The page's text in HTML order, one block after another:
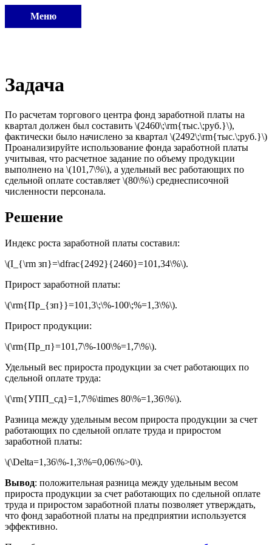
Меню
Задача
По расчетам торгового центра фонд заработной платы на
квартал должен был составить \(2460\;\rm{тыс.\;руб.}\),
фактически было начислено за квартал \(2492\;\rm{тыс.\;руб.}\)
Проанализируйте использование фонда заработной платы
учитывая, что расчетное задание по объему продукции
выполнено на \(101,7\%\), а удельный вес работающих по
сдельной оплате составляет \(80\%\) среднесписочной
численности персонала.
Решение
Индекс роста заработной платы составил:
\(I_{\rm зп}=\dfrac{2492}{2460}=101,34\%\).
Прирост заработной платы:
\(\rm{Пр_{зп}}=101,3\;\%-100\;%=1,3\%\).
Прирост продукции:
\(\rm{Пр_п}=101,7\%-100\%=1,7\%\).
Удельный вес прироста продукции за счет работающих по
сдельной оплате труда:
\(\rm{УПП_сд}=1,7\%\times 80\%=1,36\%\).
Разница между удельным весом прироста продукции за счет
работающих по сдельной оплате труда и приростом
заработной платы:
\(\Delta=1,36\%-1,3\%=0,06\%>0\).
Вывод: положительная разница между удельным весом
прироста продукции за счет работающих по сдельной оплате
труда и приростом заработной платы позволяет утверждать,
что фонд заработной платы на предприятии используется
эффективно.